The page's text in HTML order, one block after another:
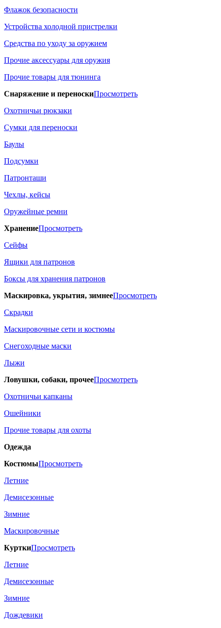
Флажок безопасности
Устройства холодной пристрелки
Средства по уходу за оружием
Прочие аксессуары для оружия
Прочие товары для тюнинга
Снаряжение и переноскиПросмотреть
Охотничьи рюкзаки
Сумки для переноски
Баулы
Подсумки
Патронташи
Чехлы, кейсы
Оружейные ремни
ХранениеПросмотреть
Сейфы
Ящики для патронов
Боксы для хранения патронов
Маскировка, укрытия, зимнееПросмотреть
Скрадки
Маскировочные сети и костюмы
Снегоходные маски
Лыжи
Ловушки, собаки, прочееПросмотреть
Охотничьи капканы
Ошейники
Прочие товары для охоты
Одежда
КостюмыПросмотреть
Летние
Демисезонные
Зимние
Маскировочные
КурткиПросмотреть
Летние
Демисезонные
Зимние
Дождевики